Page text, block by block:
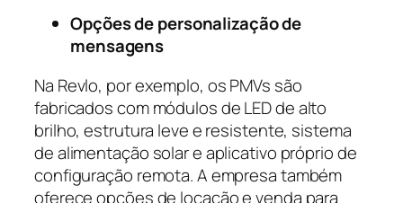
Opções de personalização de
mensagens
Na Revlo, por exemplo, os PMVs são
fabricados com módulos de LED de alto
brilho, estrutura leve e resistente, sistema
de alimentação solar e aplicativo próprio de
configuração remota. A empresa também
oferece opções de locação e venda para